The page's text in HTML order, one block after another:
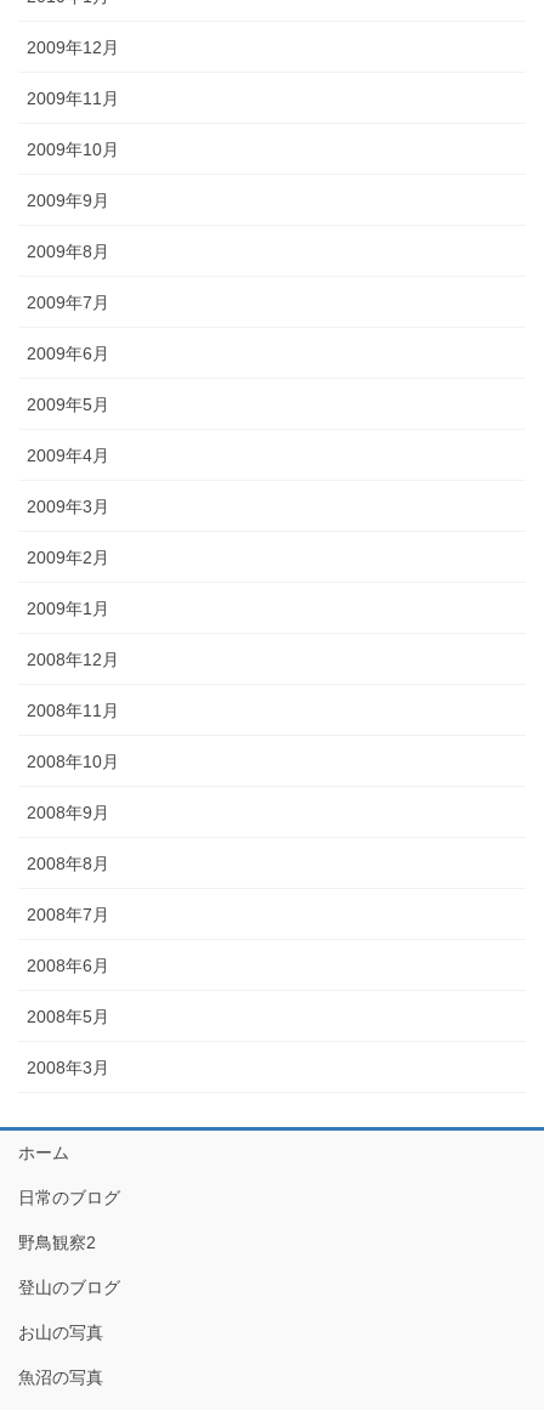
2009年12月
2009年11月
2009年10月
2009年9月
2009年8月
2009年7月
2009年6月
2009年5月
2009年4月
2009年3月
2009年2月
2009年1月
2008年12月
2008年11月
2008年10月
2008年9月
2008年8月
2008年7月
2008年6月
2008年5月
2008年3月
ホーム
日常のブログ
野鳥観察2
登山のブログ
お山の写真
魚沼の写真